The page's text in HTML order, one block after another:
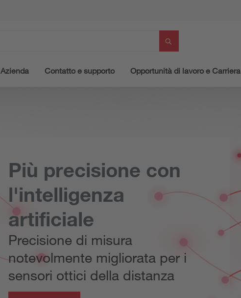
Azienda Contatto e supporto Opportunità di lavoro e Carriera
Più precisione con
l'intelligenza
artificiale
Precisione di misura
notevolmente migliorata per i
sensori ottici della distanza